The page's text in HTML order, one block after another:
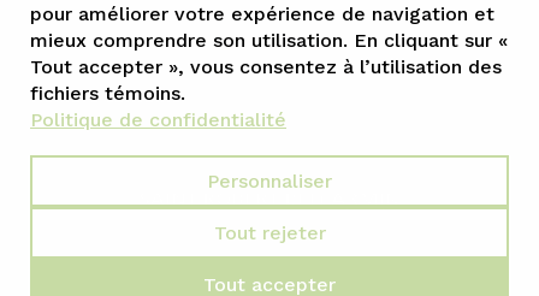
Propulsé par
pour améliorer votre expérience de navigation et
mieux comprendre son utilisation. En cliquant sur «
Tout accepter », vous consentez à l’utilisation des
fichiers témoins.
Politique de confidentialité
Personnaliser
Tout rejeter
Tout accepter